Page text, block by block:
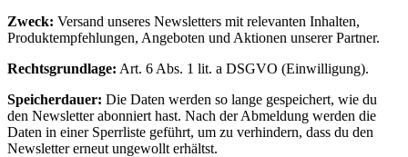
Zweck: Versand unseres Newsletters mit relevanten Inhalten,
Produktempfehlungen, Angeboten und Aktionen unserer Partner.
Rechtsgrundlage: Art. 6 Abs. 1 lit. a DSGVO (Einwilligung).
Speicherdauer: Die Daten werden so lange gespeichert, wie du
den Newsletter abonniert hast. Nach der Abmeldung werden die
Daten in einer Sperrliste geführt, um zu verhindern, dass du den
Newsletter erneut ungewollt erhältst.